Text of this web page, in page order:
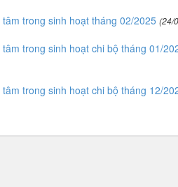
trong sinh hoạt tháng 02/2025 (24/
trong sinh hoạt chi bộ tháng 01/
trong sinh hoạt chi bộ tháng 12/